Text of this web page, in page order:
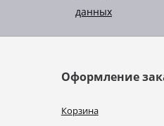
данных
Оформление
Корзина